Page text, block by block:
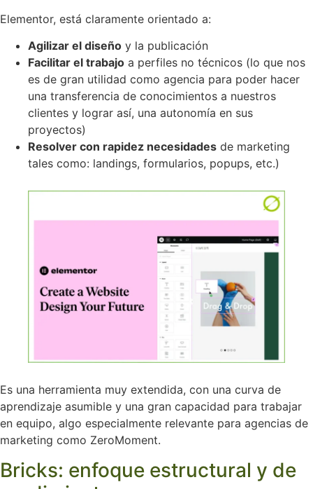
Elementor, está claramente orientado a:
Agilizar el diseño y la publicación
Facilitar el trabajo a perfiles no técnicos (lo que nos
es de gran utilidad como agencia para poder hacer
una transferencia de conocimientos a nuestros
clientes y lograr así, una autonomía en sus
proyectos)
Resolver con rapidez necesidades de marketing
tales como: landings, formularios, popups, etc.)
Es una herramienta muy extendida, con una curva de
aprendizaje asumible y una gran capacidad para trabajar
en equipo, algo especialmente relevante para agencias de
marketing como ZeroMoment.
Bricks: enfoque estructural y de